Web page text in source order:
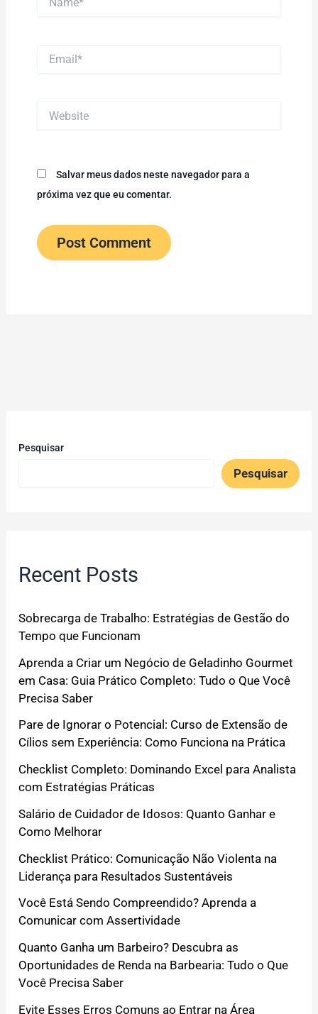
Salvar meus dados neste navegador para a
próxima vez que eu comentar.
Pesquisar
Pesquisar
Recent Posts
Sobrecarga de Trabalho: Estratégias de Gestão do
Tempo que Funcionam
Aprenda a Criar um Negócio de Geladinho Gourmet
em Casa: Guia Prático Completo: Tudo o Que Você
Precisa Saber
Pare de Ignorar o Potencial: Curso de Extensão de
Cílios sem Experiência: Como Funciona na Prática
Checklist Completo: Dominando Excel para Analista
com Estratégias Práticas
Salário de Cuidador de Idosos: Quanto Ganhar e
Como Melhorar
Checklist Prático: Comunicação Não Violenta na
Liderança para Resultados Sustentáveis
Você Está Sendo Compreendido? Aprenda a
Comunicar com Assertividade
Quanto Ganha um Barbeiro? Descubra as
Oportunidades de Renda na Barbearia: Tudo o Que
Você Precisa Saber
Evite Esses Erros Comuns ao Entrar na Área